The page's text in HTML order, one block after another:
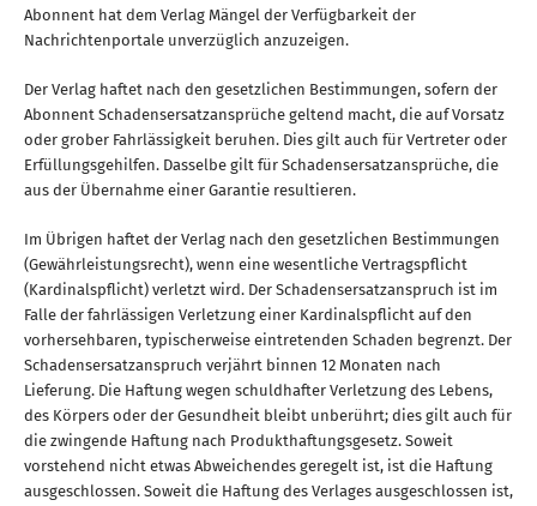
Abonnent hat dem Verlag Mängel der Verfügbarkeit der
Nachrichtenportale unverzüglich anzuzeigen.
Der Verlag haftet nach den gesetzlichen Bestimmungen, sofern der
Abonnent Schadensersatzansprüche geltend macht, die auf Vorsatz
oder grober Fahrlässigkeit beruhen. Dies gilt auch für Vertreter oder
Erfüllungsgehilfen. Dasselbe gilt für Schadensersatzansprüche, die
aus der Übernahme einer Garantie resultieren.
Im Übrigen haftet der Verlag nach den gesetzlichen Bestimmungen
(Gewährleistungsrecht), wenn eine wesentliche Vertragspflicht
(Kardinalspflicht) verletzt wird. Der Schadensersatzanspruch ist im
Falle der fahrlässigen Verletzung einer Kardinalspflicht auf den
vorhersehbaren, typischerweise eintretenden Schaden begrenzt. Der
Schadensersatzanspruch verjährt binnen 12 Monaten nach
Lieferung. Die Haftung wegen schuldhafter Verletzung des Lebens,
des Körpers oder der Gesundheit bleibt unberührt; dies gilt auch für
die zwingende Haftung nach Produkthaftungsgesetz. Soweit
vorstehend nicht etwas Abweichendes geregelt ist, ist die Haftung
ausgeschlossen. Soweit die Haftung des Verlages ausgeschlossen ist,